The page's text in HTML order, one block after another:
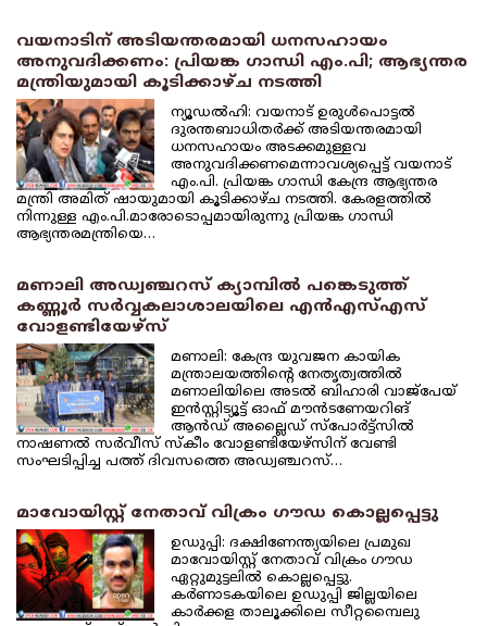
വയനാടിന് അടിയന്തരമായി ധനസഹായം
അനുവദിക്കണം: പ്രിയങ്ക ഗാന്ധി എം.പി; ആഭ്യന്തര
മന്ത്രിയുമായി കൂടിക്കാഴ്ച നടത്തി
ന്യൂഡല്‍ഹി: വയനാട് ഉരുള്‍പൊട്ടല്‍
ദുരന്തബാധിതര്‍ക്ക് അടിയന്തരമായി
ധനസഹായം അടക്കമുള്ളവ
അനുവദിക്കണമെന്നാവശ്യപ്പെട്ട് വയനാട്
എം.പി. പ്രിയങ്ക ഗാന്ധി കേന്ദ്ര ആഭ്യന്തര
മന്ത്രി അമിത് ഷായുമായി കൂടിക്കാഴ്ച നടത്തി. കേരളത്തില്‍
നിന്നുള്ള എം.പി.മാരോടൊപ്പമായിരുന്നു പ്രിയങ്ക ഗാന്ധി
ആഭ്യന്തരമന്ത്രിയെ…
മണാലി അഡ്വഞ്ചറസ് ക്യാമ്പില്‍ പങ്കെടുത്ത്
കണ്ണൂര്‍ സര്‍വ്വകലാശാലയിലെ എന്‍എസ്എസ്
വോളണ്ടിയേഴ്‌സ്
മണാലി: കേന്ദ്ര യുവജന കായിക
മന്ത്രാലയത്തിന്റെ നേതൃത്വത്തില്‍
മണാലിയിലെ അടല്‍ ബിഹാരി വാജ്‌പേയ്
ഇന്‍സ്റ്റിട്യൂട്ട് ഓഫ് മൗന്‍ടണേയറിങ്
ആന്‍ഡ് അല്ലൈഡ് സ്‌പോര്‍ട്ട്‌സില്‍
നാഷണല്‍ സര്‍വീസ് സ്‌കീം വോളണ്ടിയേഴ്‌സിന് വേണ്ടി
സംഘടിപ്പിച്ച പത്ത് ദിവസത്തെ അഡ്വഞ്ചറസ്…
മാവോയിസ്റ്റ് നേതാവ് വിക്രം ഗൗഡ കൊല്ലപ്പെട്ടു
ഉഡുപ്പി: ദക്ഷിണേന്ത്യയിലെ പ്രമുഖ
മാവോയിസ്റ്റ് നേതാവ് വിക്രം ഗൗഡ
ഏറ്റുമുട്ടലില്‍ കൊല്ലപ്പെട്ടു.
കര്‍ണാടകയിലെ ഉഡുപ്പി ജില്ലയിലെ
കാര്‍ക്കള താലൂക്കിലെ സീറ്റമ്പൈലു